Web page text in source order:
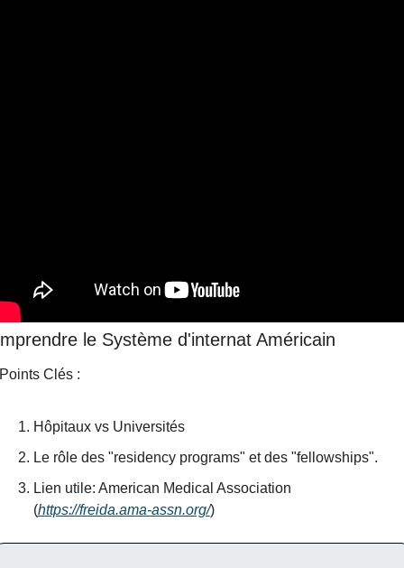
le Système d'internat Américain
Clés :
Hôpitaux vs Universités
Le rôle des "residency programs" et des "fellowships".
Lien utile: American Medical Association
(https://freida.ama-assn.org/)